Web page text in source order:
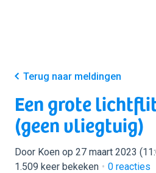
Terug naar meldingen
Een grote
(geen vliegtuig)
Door Koen op 27 maart 2023
1.509 keer bekeken
0 reacties